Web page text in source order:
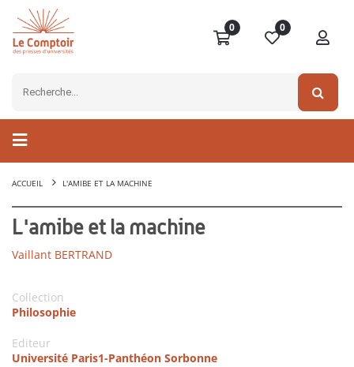
0 0
ACCUEIL L'AMIBE ET LA MACHINE
L'amibe et la machine
Vaillant BERTRAND
Collection
Philosophie
Editeur
Université Paris1-Panthéon Sorbonne